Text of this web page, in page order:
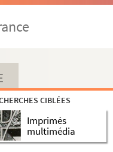
CIBLÉES
Imprimés
multimédia
les autres » : documents
sur l'autre... » : documents
des XVIeet XVI
du XVI siècle